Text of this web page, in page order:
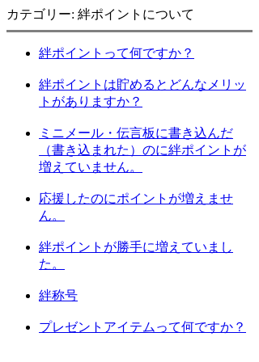
カテゴリー: 絆ポイントについて
絆ポイントって何ですか？
絆ポイントは貯めるとどんなメリッ
トがありますか？
ミニメール・伝言板に書き込んだ
（書き込まれた）のに絆ポイントが
増えていません。
応援したのにポイントが増えませ
ん。
絆ポイントが勝手に増えていまし
た。
絆称号
プレゼントアイテムって何ですか？